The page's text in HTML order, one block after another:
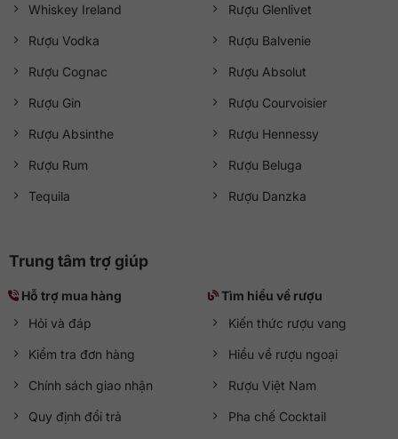
Whiskey Ireland
Rượu Vodka
Rượu Cognac
Rượu Gin
Rượu Absinthe
Rượu Rum
Tequila
Rượu Glenlivet
Rượu Balvenie
Rượu Absolut
Rượu Courvoisier
Rượu Hennessy
Rượu Beluga
Rượu Danzka
Trung tâm trợ giúp
Hỗ trợ mua hàng
Hỏi và đáp
Kiểm tra đơn hàng
Chính sách giao nhận
Quy định đổi trả
Tìm hiểu về rượu
Kiến thức rượu vang
Hiểu về rượu ngoại
Rượu Việt Nam
Pha chế Cocktail